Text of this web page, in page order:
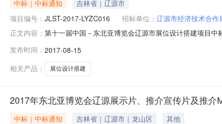
中标｜中标通知
吉林省｜辽源市
项目编号： JLST-2017-LYZC016 招标单位： 辽源市经济技术合作
正文内容： 第十一届中国－东北亚博览会辽源市展位设计搭建项目
家名单仲崇斌、杨春凤、戴军、李春武、杨坤公示日期
发布时间： 2017-08-15
相关产品：
展位设计搭建
2017年东北亚博览会辽源展示片、推介宣传片及推介
中标｜中标通知 吉林省｜辽源市｜龙山区
其他